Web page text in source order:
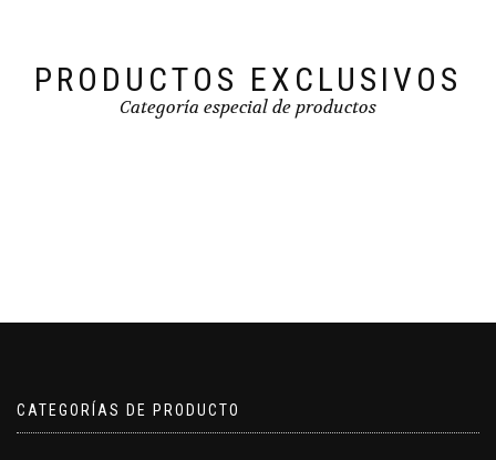
PRODUCTOS EXCLUSIVOS
Categoría especial de productos
CATEGORÍAS DE PRODUCTO